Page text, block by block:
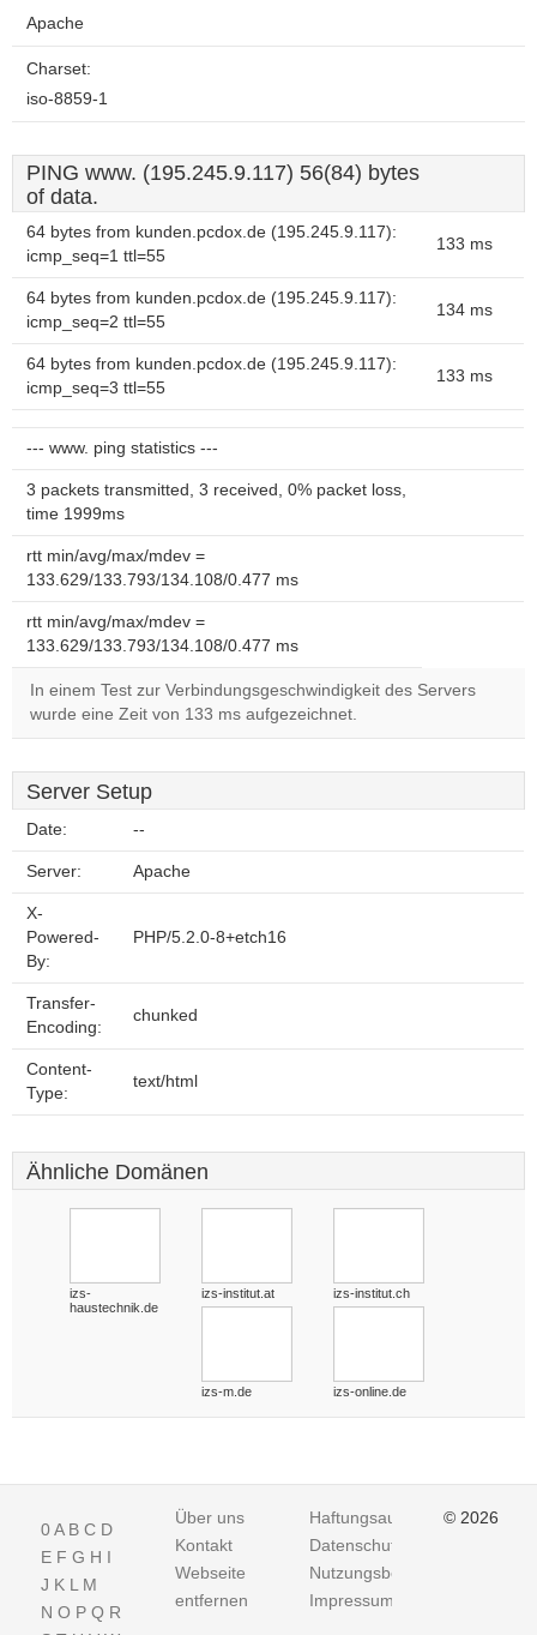
Apache
Charset:
iso-8859-1
PING www. (195.245.9.117) 56(84) bytes
of data.
64 bytes from kunden.pcdox.de (195.245.9.117):
icmp_seq=1 ttl=55
133 ms
64 bytes from kunden.pcdox.de (195.245.9.117):
icmp_seq=2 ttl=55
134 ms
64 bytes from kunden.pcdox.de (195.245.9.117):
icmp_seq=3 ttl=55
133 ms
--- www. ping statistics ---
3 packets transmitted, 3 received, 0% packet loss,
time 1999ms
rtt min/avg/max/mdev =
133.629/133.793/134.108/0.477 ms
rtt min/avg/max/mdev =
133.629/133.793/134.108/0.477 ms
In einem Test zur Verbindungsgeschwindigkeit des Servers
wurde eine Zeit von 133 ms aufgezeichnet.
Server Setup
Date: --
Server: Apache
X-
Powered-
By:
PHP/5.2.0-8+etch16
Transfer-
Encoding:
chunked
Content-
Type:
text/html
Ähnliche Domänen
izs-
haustechnik.de
izs-institut.at izs-institut.ch
izs-m.de izs-online.de
0A B C D
E F G H I
J K L M
N O P Q R
Über uns
Kontakt
Webseite
entfernen
Haftungsausschluss
Datenschutz
Nutzungsbedingungen
Impressum
© 2026